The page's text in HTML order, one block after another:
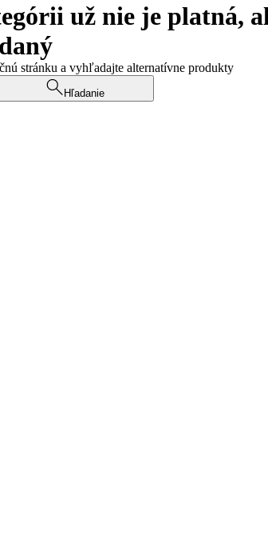
už nie je platná,
stránku a vyhľadajte alternatívne produkty
Hľadanie